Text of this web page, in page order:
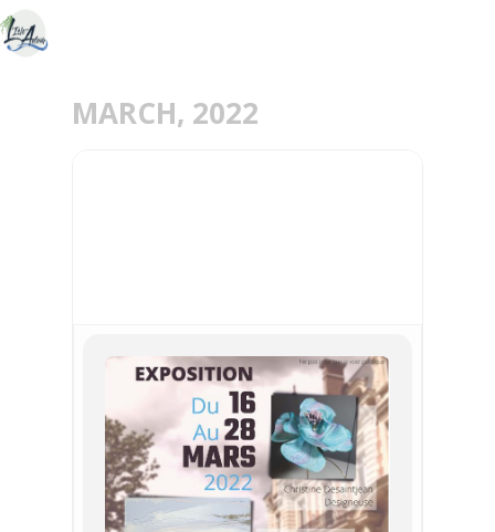
MARCH, 2022